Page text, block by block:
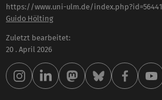
https://www.uni-ulm.de/index.php?id=56441
Guido Hölting
Zuletzt bearbeitet:
20 . April 2026